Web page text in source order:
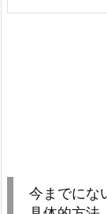
今までにな